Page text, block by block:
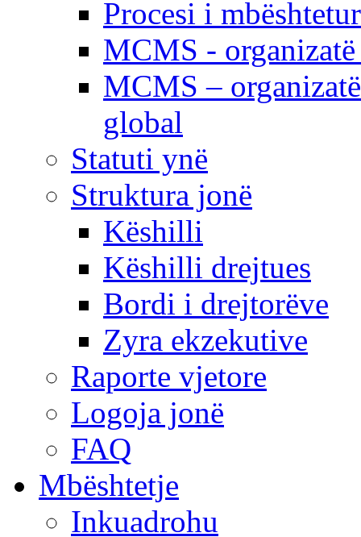
Procesi i
MCMS -
MCMS –
global
Statuti ynë
Struktura jonë
Këshilli
Këshilli drejtues
Bordi i drejtorëve
Zyra ekzekutive
Raporte vjetore
Logoja jonë
FAQ
Mbështetje
Inkuadrohu